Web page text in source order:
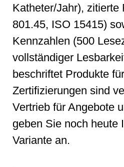
Katheter/Jahr), zitierte
801.45, ISO 15415)
Kennzahlen (500
vollständiger
beschriftet Produkte
Zertifizierungen sind
Vertrieb für Angebote
geben Sie noch heute
Variante an.